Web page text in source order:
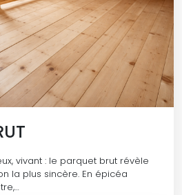
vivant : le parquet brut révèle
la plus sincère. En épicéa